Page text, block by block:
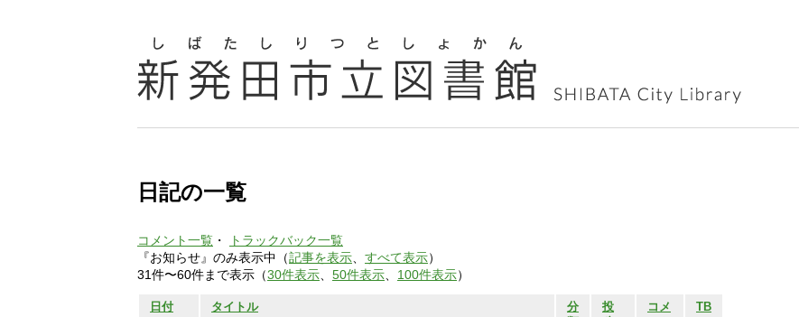
日記の一覧
コメント一覧 ・
トラックバック一覧
『お知らせ』のみ表示中（記事を表示 すべて表示）
31件〜60件まで表示（30件表示 50件表示 100件表示）
日付 タイトル
分
投
コメ
TB